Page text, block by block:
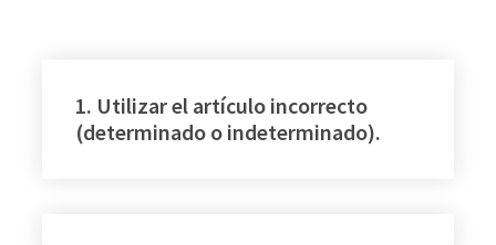
1. Utilizar el artículo incorrecto
(determinado o indeterminado).